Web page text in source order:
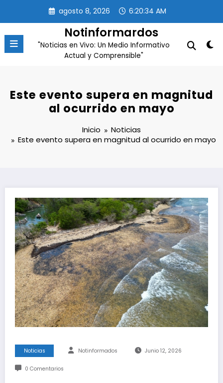
contenido
agosto 8, 2026 6:20:35 AM
Notinformardos
"Noticias en Vivo: Un Medio Informativo
Actual y Comprensible"
Este evento supera en magnitud
al ocurrido en mayo
Inicio
Noticias
Este evento supera en magnitud al ocurrido en mayo
Noticias Notinformados Junio 12, 2026
0 Comentarios